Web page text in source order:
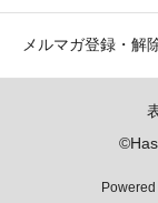
メルマガ登録・解